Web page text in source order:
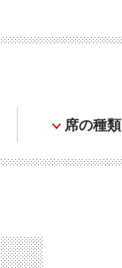
席の種類